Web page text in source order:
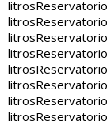
litros
litros
litros
litros
litros
litros
litros
litros